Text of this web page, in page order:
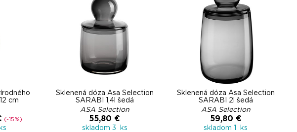
cm
(-15%)
Sklenená dóza Asa Selection
SARABI 1,4l šedá
ASA Selection
55,80 €
skladom 3 ks
Sklenená dóza Asa Selection
SARABI 2l šedá
ASA Selection
59,80 €
skladom 1 ks